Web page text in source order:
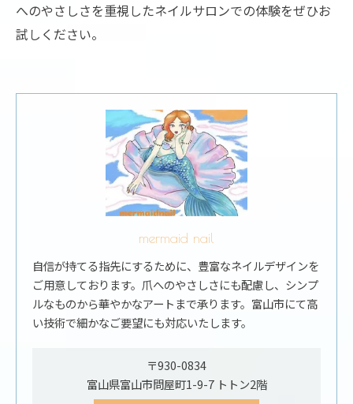
へのやさしさを重視したネイルサロンでの体験をぜひお
試しください。
mermaid nail
自信が持てる指先にするために、豊富なネイルデザインを
ご用意しております。爪へのやさしさにも配慮し、シンプ
ルなものから華やかなアートまで承ります。富山市にて高
い技術で細かなご要望にも対応いたします。
〒930-0834
富山県富山市問屋町1-9-7 トトン2階